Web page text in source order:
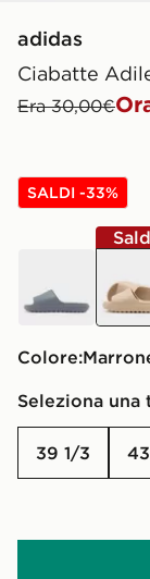
adidas
Ciabatte
Era 30,00€
SALDI -33%
Colore:
Seleziona una
39 1/3